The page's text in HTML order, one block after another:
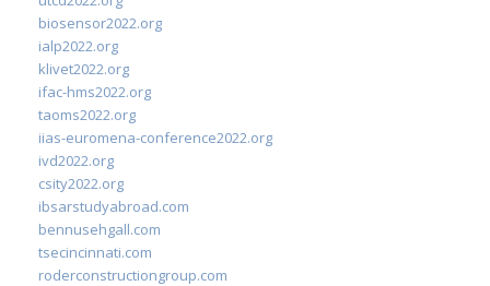
biosensor2022.org
ialp2022.org
klivet2022.org
ifac-hms2022.org
taoms2022.org
iias-euromena-conference2022.org
ivd2022.org
csity2022.org
ibsarstudyabroad.com
bennusehgall.com
tsecincinnati.com
roderconstructiongroup.com